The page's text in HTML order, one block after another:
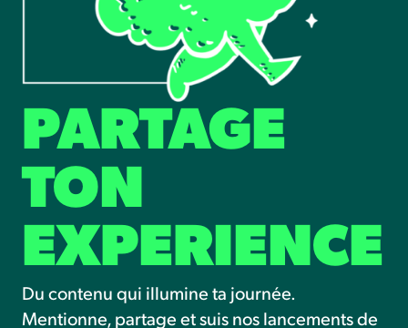
PARTAGE
TON
EXPERIENCE
Du contenu qui illumine ta journée.
Mentionne, partage et suis nos lancements de